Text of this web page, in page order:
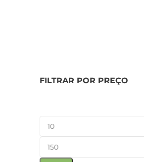
FILTRAR POR PREÇO